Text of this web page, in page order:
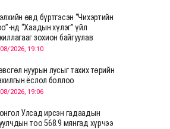
өвд бүртгэсэн “Чихэртийн
нд “Хаадын хүлэг” үйл
зохион байгуулав
2026, 19:10
нуурын лусыг тахих төрийн
ёслол боллоо
2026, 19:06
Улсад ирсэн гадаадын
тоо 568.9 мянгад хүрчээ